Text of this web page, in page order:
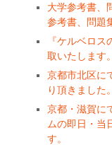
大学参考書、
参考書、問題
『ケルベロ
取いたします。
京都市北区に
り頂きました。
京都・滋賀に
ムの即日・当
す。